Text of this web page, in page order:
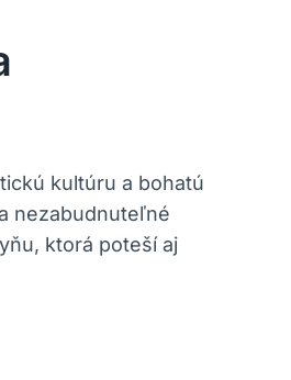
kultúru a bohatú
‍nezabudnuteľné
ktorá poteší aj⁢